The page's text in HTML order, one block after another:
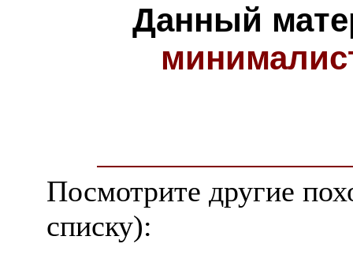
Данный
Посмотрите другие
списку):